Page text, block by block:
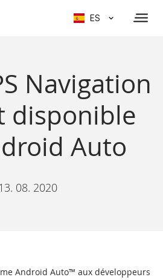
ES
Navigation
disponible
Auto
13. 08. 2020
Android Auto™ aux développeurs